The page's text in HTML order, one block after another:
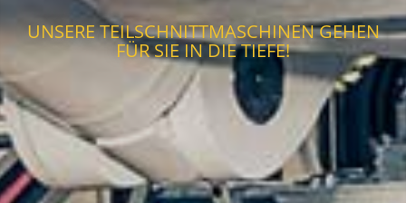
UNSERE TEILSCHNITTMASCHINEN GEHEN
FÜR SIE IN DIE TIEFE!